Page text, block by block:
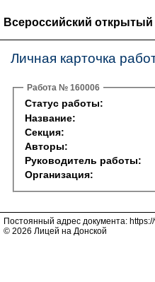
Всероссийский
Личная карточка
Работа № 160006
Статус работы:
Название:
Секция:
Авторы:
Руководитель работы:
Организация:
Постоянный адрес документа:
© 2026 Лицей на Донской